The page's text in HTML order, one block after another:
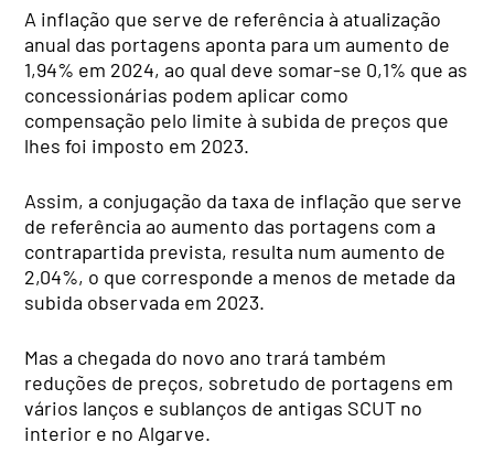
A inflação que serve de referência à atualização
anual das portagens aponta para um aumento de
1,94% em 2024, ao qual deve somar-se 0,1% que as
concessionárias podem aplicar como
compensação pelo limite à subida de preços que
lhes foi imposto em 2023.
Assim, a conjugação da taxa de inflação que serve
de referência ao aumento das portagens com a
contrapartida prevista, resulta num aumento de
2,04%, o que corresponde a menos de metade da
subida observada em 2023.
Mas a chegada do novo ano trará também
reduções de preços, sobretudo de portagens em
vários lanços e sublanços de antigas SCUT no
interior e no Algarve.